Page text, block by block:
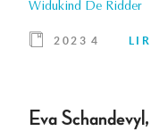
Widukind De Ridder
2023 4
Eva